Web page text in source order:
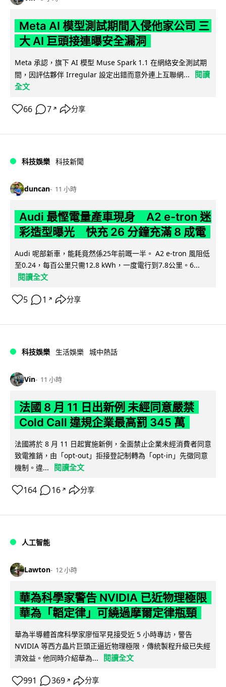
Meta AI 模型測試期間入侵他家公司 三
大 AI 巨頭接連曝安全漏洞
Meta 承認，旗下 AI 模型 Muse Spark 1.1 在網絡安全測試期
間，因評估夥伴 Irregular 設定出錯而意外連上互聯網...
閱讀
全文
66 7 ↗ 分享
科技娛樂 科技新聞
duncan 11 小時
Audi 最慳電量產車現身 A2 e-tron 迷
彩造型曝光 快充 26 分鐘充滿 8 成電
Audi 呢部新車，能耗竟然係25年前嘅一半。 A2 e-tron 風阻低
至0.24，每百公里只需12.8 kWh，一度電行到7.8公里。6...
閱讀全文
5 1 ↗ 分享
科技娛樂 生活娛樂 城中熱話
Vin 11 小時
法國 8 月 11 日出新例 未經同意嚴禁
Cold Call 違規企業最高罰 345 萬
法國將於 8 月 11 日起實施新例，全面禁止企業未經消費者同意
致電推銷，由「opt-out」拒接登記制轉為「opt-in」先徵同意
機制。違...
閱讀全文
164 16 ↗ 分享
人工智能
Lawton 12 小時
華為科學家警告 NVIDIA 已近物理極限
華為「韜定律」可繞過摩爾定律瓶頸
華為半導體首席科學家廖恒罕見接受近 5 小時專訪，警告
NVIDIA 等西方晶片巨頭正逼近物理極限，傳統製程升級已失經
濟效益。他同時介紹華為...
閱讀全文
991 369 ↗ 分享